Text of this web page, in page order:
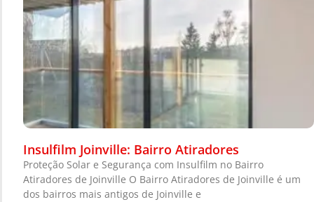
Insulfilm Joinville: Bairro Atiradores
Proteção Solar e Segurança com Insulfilm no Bairro
Atiradores de Joinville O Bairro Atiradores de Joinville é um
dos bairros mais antigos de Joinville e